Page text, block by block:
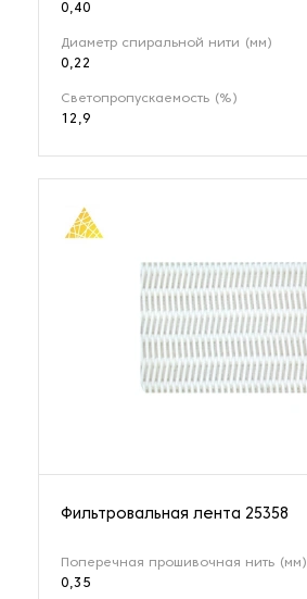
0,40
Диаметр спиральной нити (мм)
0,22
Светопропускаемость (%)
12,9
Фильтровальная лента 25358
Поперечная прошивочная нить (мм)
0,35